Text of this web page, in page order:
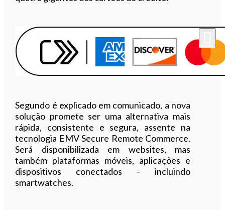
Segundo é explicado em comunicado, a nova
solução promete ser uma alternativa mais
rápida, consistente e segura, assente na
tecnologia EMV Secure Remote Commerce.
Será disponibilizada em websites, mas
também plataformas móveis, aplicações e
dispositivos conectados – incluindo
smartwatches.